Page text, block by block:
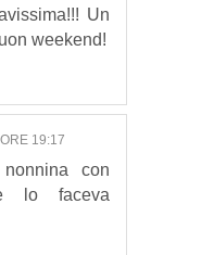
Un
weekend!
19:17
con
lo faceva